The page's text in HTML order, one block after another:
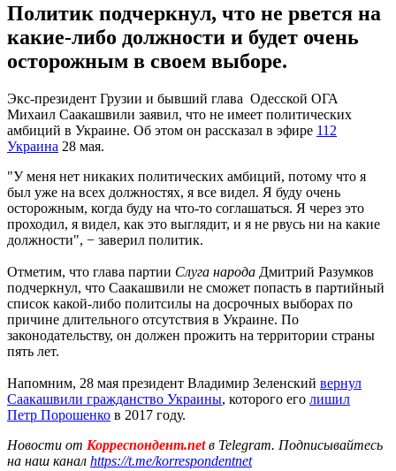
Политик подчеркнул, что не рвется на
какие-либо должности и будет очень
осторожным в своем выборе.
Экс-президент Грузии и бывший глава Одесской ОГА
Михаил Саакашвили заявил, что не имеет политических
амбиций в Украине. Об этом он рассказал в эфире 112
Украина 28 мая.
"У меня нет никаких политических амбиций, потому что я
был уже на всех должностях, я все видел. Я буду очень
осторожным, когда буду на что-то соглашаться. Я через это
проходил, я видел, как это выглядит, и я не рвусь ни на какие
должности", − заверил политик.
Отметим, что глава партии Слуга народа Дмитрий Разумков
подчеркнул, что Саакашвили не сможет попасть в партийный
список какой-либо политсилы на досрочных выборах по
причине длительного отсутствия в Украине. По
законодательству, он должен прожить на территории страны
пять лет.
Напомним, 28 мая президент Владимир Зеленский вернул
Саакашвили гражданство Украины, которого его лишил
Петр Порошенко в 2017 году.
Новости от Корреспондент.netв Telegram. Подписывайтесь
на наш канал https://t.me/korrespondentnet